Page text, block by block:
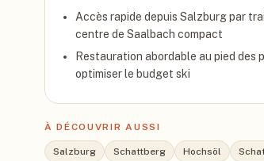
Accès rapide depuis Salzburg par
centre de Saalbach compact
Restauration abordable au pied des
optimiser le budget ski
À DÉCOUVRIR AUSSI
Salzburg Schattberg Hochsöl